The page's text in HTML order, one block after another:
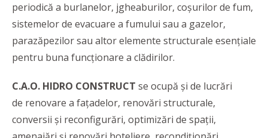
periodică a burlanelor, jgheaburilor, coșurilor de fum,
sistemelor de evacuare a fumului sau a gazelor,
parazăpezilor sau altor elemente structurale esențiale
pentru buna funcționare a clădirilor.
C.A.O. HIDRO CONSTRUCT se ocupă și de lucrări
de renovare a fațadelor, renovări structurale,
conversii și reconfigurări, optimizări de spații,